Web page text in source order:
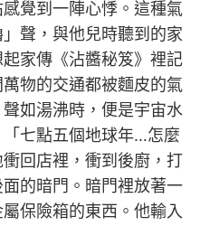
覺到一陣心悸。這種氣
聲，與他兒時聽到的家
家傳《沾醬秘笈》裡記
物的交通都被麵皮的氣
如湯沸時，便是宇宙水
七點五個地球年…怎麼
回店裡，衝到後廚，打
的暗門。暗門裡放著一
保險箱的東西。他輸入